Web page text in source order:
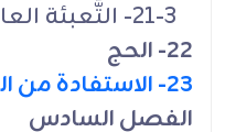
22- الحج
23- الاستفادة من الفنون
الفصل السادس